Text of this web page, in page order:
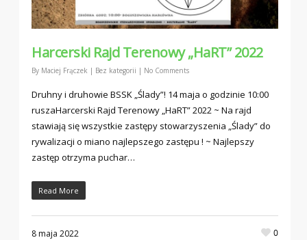
Harcerski Rajd Terenowy „HaRT” 2022
By Maciej Frączek | Bez kategorii | No Comments
Druhny i druhowie BSSK „Ślady”! 14 maja o godzinie 10:00
ruszaHarcerski Rajd Terenowy „HaRT” 2022 ~ Na rajd
stawiają się wszystkie zastępy stowarzyszenia „Ślady” do
rywalizacji o miano najlepszego zastępu ! ~ Najlepszy
zastęp otrzyma puchar…
Read More
8 maja 2022 0